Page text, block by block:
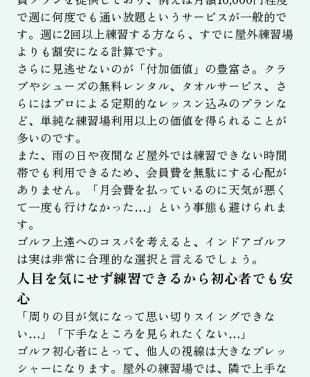
で週に何度でも通い放題というサービスが一般的で
す。週に2回以上練習する方なら、すでに屋外練習場
よりも割安になる計算です。
さらに見逃せないのが「付加価値」の豊富さ。クラ
ブやシューズの無料レンタル、タオルサービス、さ
らにはプロによる定期的なレッスン込みのプランな
ど、単純な練習場利用以上の価値を得られることが
多いのです。
また、雨の日や夜間など屋外では練習できない時間
帯でも利用できるため、会員費を無駄にする心配が
ありません。「月会費を払っているのに天気が悪く
て一度も行けなかった…」という事態も避けられま
す。
ゴルフ上達へのコスパを考えると、インドアゴルフ
は実は非常に合理的な選択と言えるでしょう。
人目を気にせず練習できるから初心者でも安
心
「周りの目が気になって思い切りスイングできな
い…」「下手なところを見られたくない…」
ゴルフ初心者にとって、他人の視線は大きなプレッ
シャーになります。屋外の練習場では、隣で上手な